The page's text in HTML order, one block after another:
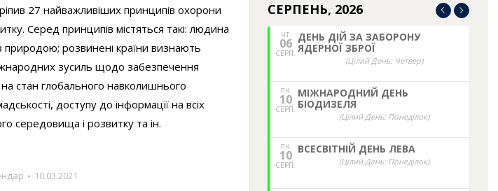
27 найважливіших принципів охорони
Серед принципів містяться такі: людина
природою; розвинені країни визнають
зусиль щодо забезпечення
стан глобального навколишнього
доступу до інформації на всіх
середовища і розвитку та ін.
10.03.2021
СЕРПЕНЬ, 2026
ЧТ.
06
СЕРП.
ДЕНЬ ДІЙ ЗА ЗАБОРОНУ
ЯДЕРНОЇ ЗБРОЇ
(Цілий День: Четвер)
ПН.
10
СЕРП.
МІЖНАРОДНИЙ ДЕНЬ
БІОДИЗЕЛЯ
(Цілий День: Понеділок)
ПН.
10
СЕРП.
ВСЕСВІТНІЙ ДЕНЬ ЛЕВА
(Цілий День: Понеділок)